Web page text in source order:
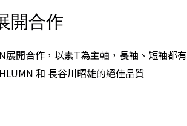
開合作
展開合作，以素T為主軸，長袖、短袖都有
和 長谷川昭雄的絕佳品質